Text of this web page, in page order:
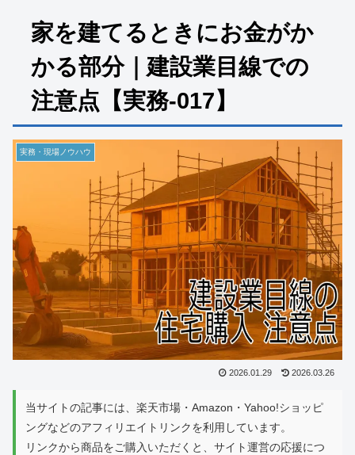
家を建てるときにお金がか
かる部分｜建設業目線での
注意点【実務-017】
実務・現場ノウハウ
2026.01.29 2026.03.26
当サイトの記事には、楽天市場・Amazon・Yahoo!ショッピ
ングなどのアフィリエイトリンクを利用しています。
リンクから商品をご購入いただくと、サイト運営の応援につ